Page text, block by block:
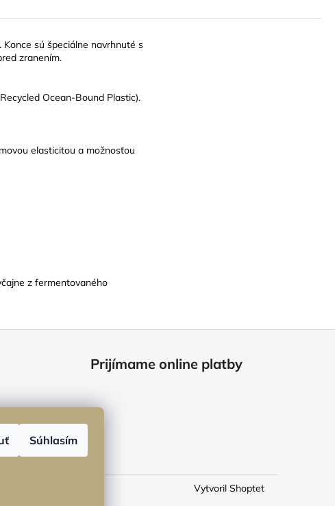
Súhlasím
sú špeciálne navrhnuté s
zranením.
Ocean-Bound Plastic).
elasticitou a možnosťou
z fermentovaného
Prijímame online platby
Vytvoril Shoptet